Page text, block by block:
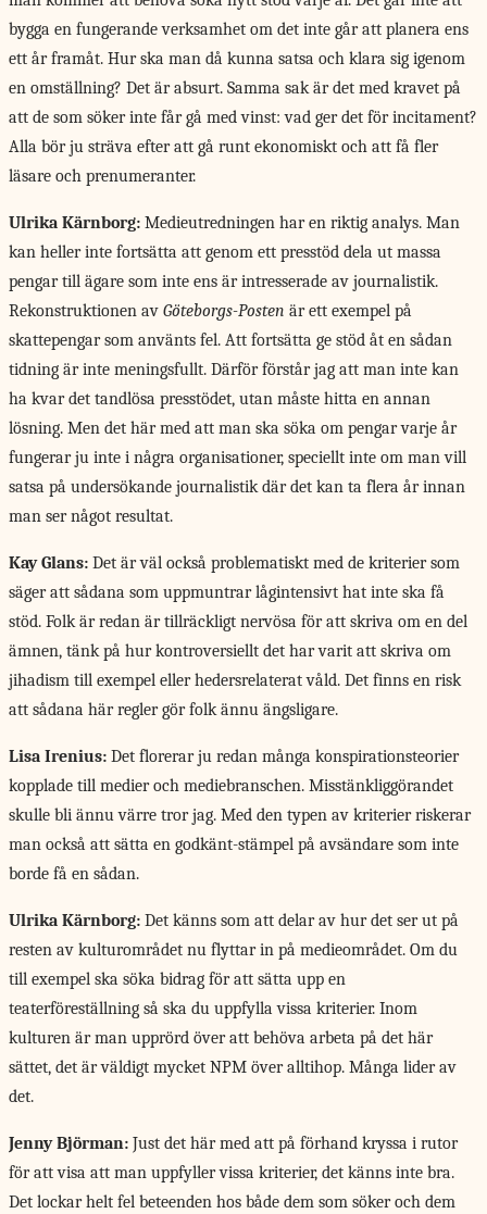
bygga en fungerande verksamhet om det inte går att planera ens
ett år framåt. Hur ska man då kunna satsa och klara sig igenom
en omställning? Det är absurt. Samma sak är det med kravet på
att de som söker inte får gå med vinst: vad ger det för incitament?
Alla bör ju sträva efter att gå runt ekonomiskt och att få fler
läsare och prenumeranter.
Ulrika Kärnborg: Medieutredningen har en riktig analys. Man
kan heller inte fortsätta att genom ett presstöd dela ut massa
pengar till ägare som inte ens är intresserade av journalistik.
Rekonstruktionen av Göteborgs-Posten är ett exempel på
skattepengar som använts fel. Att fortsätta ge stöd åt en sådan
tidning är inte meningsfullt. Därför förstår jag att man inte kan
ha kvar det tandlösa presstödet, utan måste hitta en annan
lösning. Men det här med att man ska söka om pengar varje år
fungerar ju inte i några organisationer, speciellt inte om man vill
satsa på undersökande journalistik där det kan ta flera år innan
man ser något resultat.
Kay Glans: Det är väl också problematiskt med de kriterier som
säger att sådana som uppmuntrar lågintensivt hat inte ska få
stöd. Folk är redan är tillräckligt nervösa för att skriva om en del
ämnen, tänk på hur kontroversiellt det har varit att skriva om
jihadism till exempel eller hedersrelaterat våld. Det finns en risk
att sådana här regler gör folk ännu ängsligare.
Lisa Irenius: Det florerar ju redan många konspirationsteorier
kopplade till medier och mediebranschen. Misstänkliggörandet
skulle bli ännu värre tror jag. Med den typen av kriterier riskerar
man också att sätta en godkänt-stämpel på avsändare som inte
borde få en sådan.
Ulrika Kärnborg: Det känns som att delar av hur det ser ut på
resten av kulturområdet nu flyttar in på medieområdet. Om du
till exempel ska söka bidrag för att sätta upp en
teaterföreställning så ska du uppfylla vissa kriterier. Inom
kulturen är man upprörd över att behöva arbeta på det här
sättet, det är väldigt mycket NPM över alltihop. Många lider av
det.
Jenny Björman: Just det här med att på förhand kryssa i rutor
för att visa att man uppfyller vissa kriterier, det känns inte bra.
Det lockar helt fel beteenden hos både dem som söker och dem